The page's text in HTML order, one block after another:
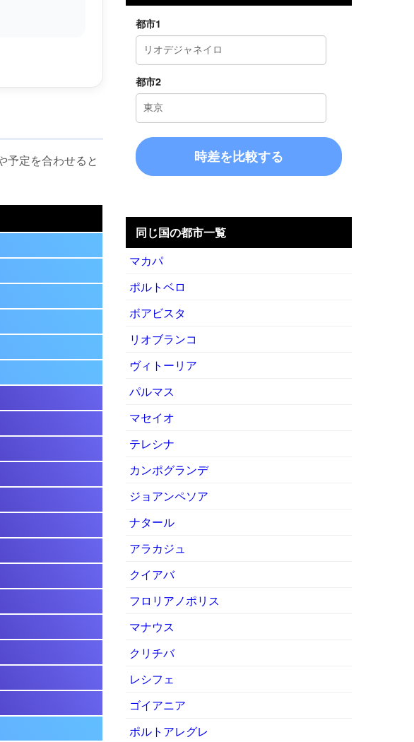
予定を合わせると
都市1
都市2
時差を比較する
同じ国の都市一覧
マカパ
ポルトベロ
ボアビスタ
リオブランコ
ヴィトーリア
パルマス
マセイオ
テレシナ
カンポグランデ
ジョアンペソア
ナタール
アラカジュ
クイアバ
フロリアノポリス
マナウス
クリチバ
レシフェ
ゴイアニア
ポルトアレグレ